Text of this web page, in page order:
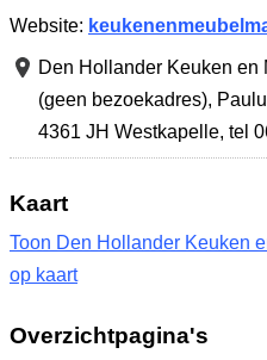
Website:
Den Hollander Keuken
(geen bezoekadres),
4361 JH Westkapelle, tel
Kaart
Toon Den Hollander Keuken
op kaart
Overzichtpagina's